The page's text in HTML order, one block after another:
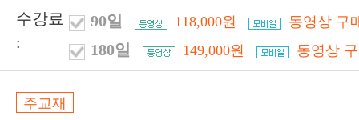
수강료
:
90일 118,000원 동영상 구
180일 149,000원 동영상
주교재